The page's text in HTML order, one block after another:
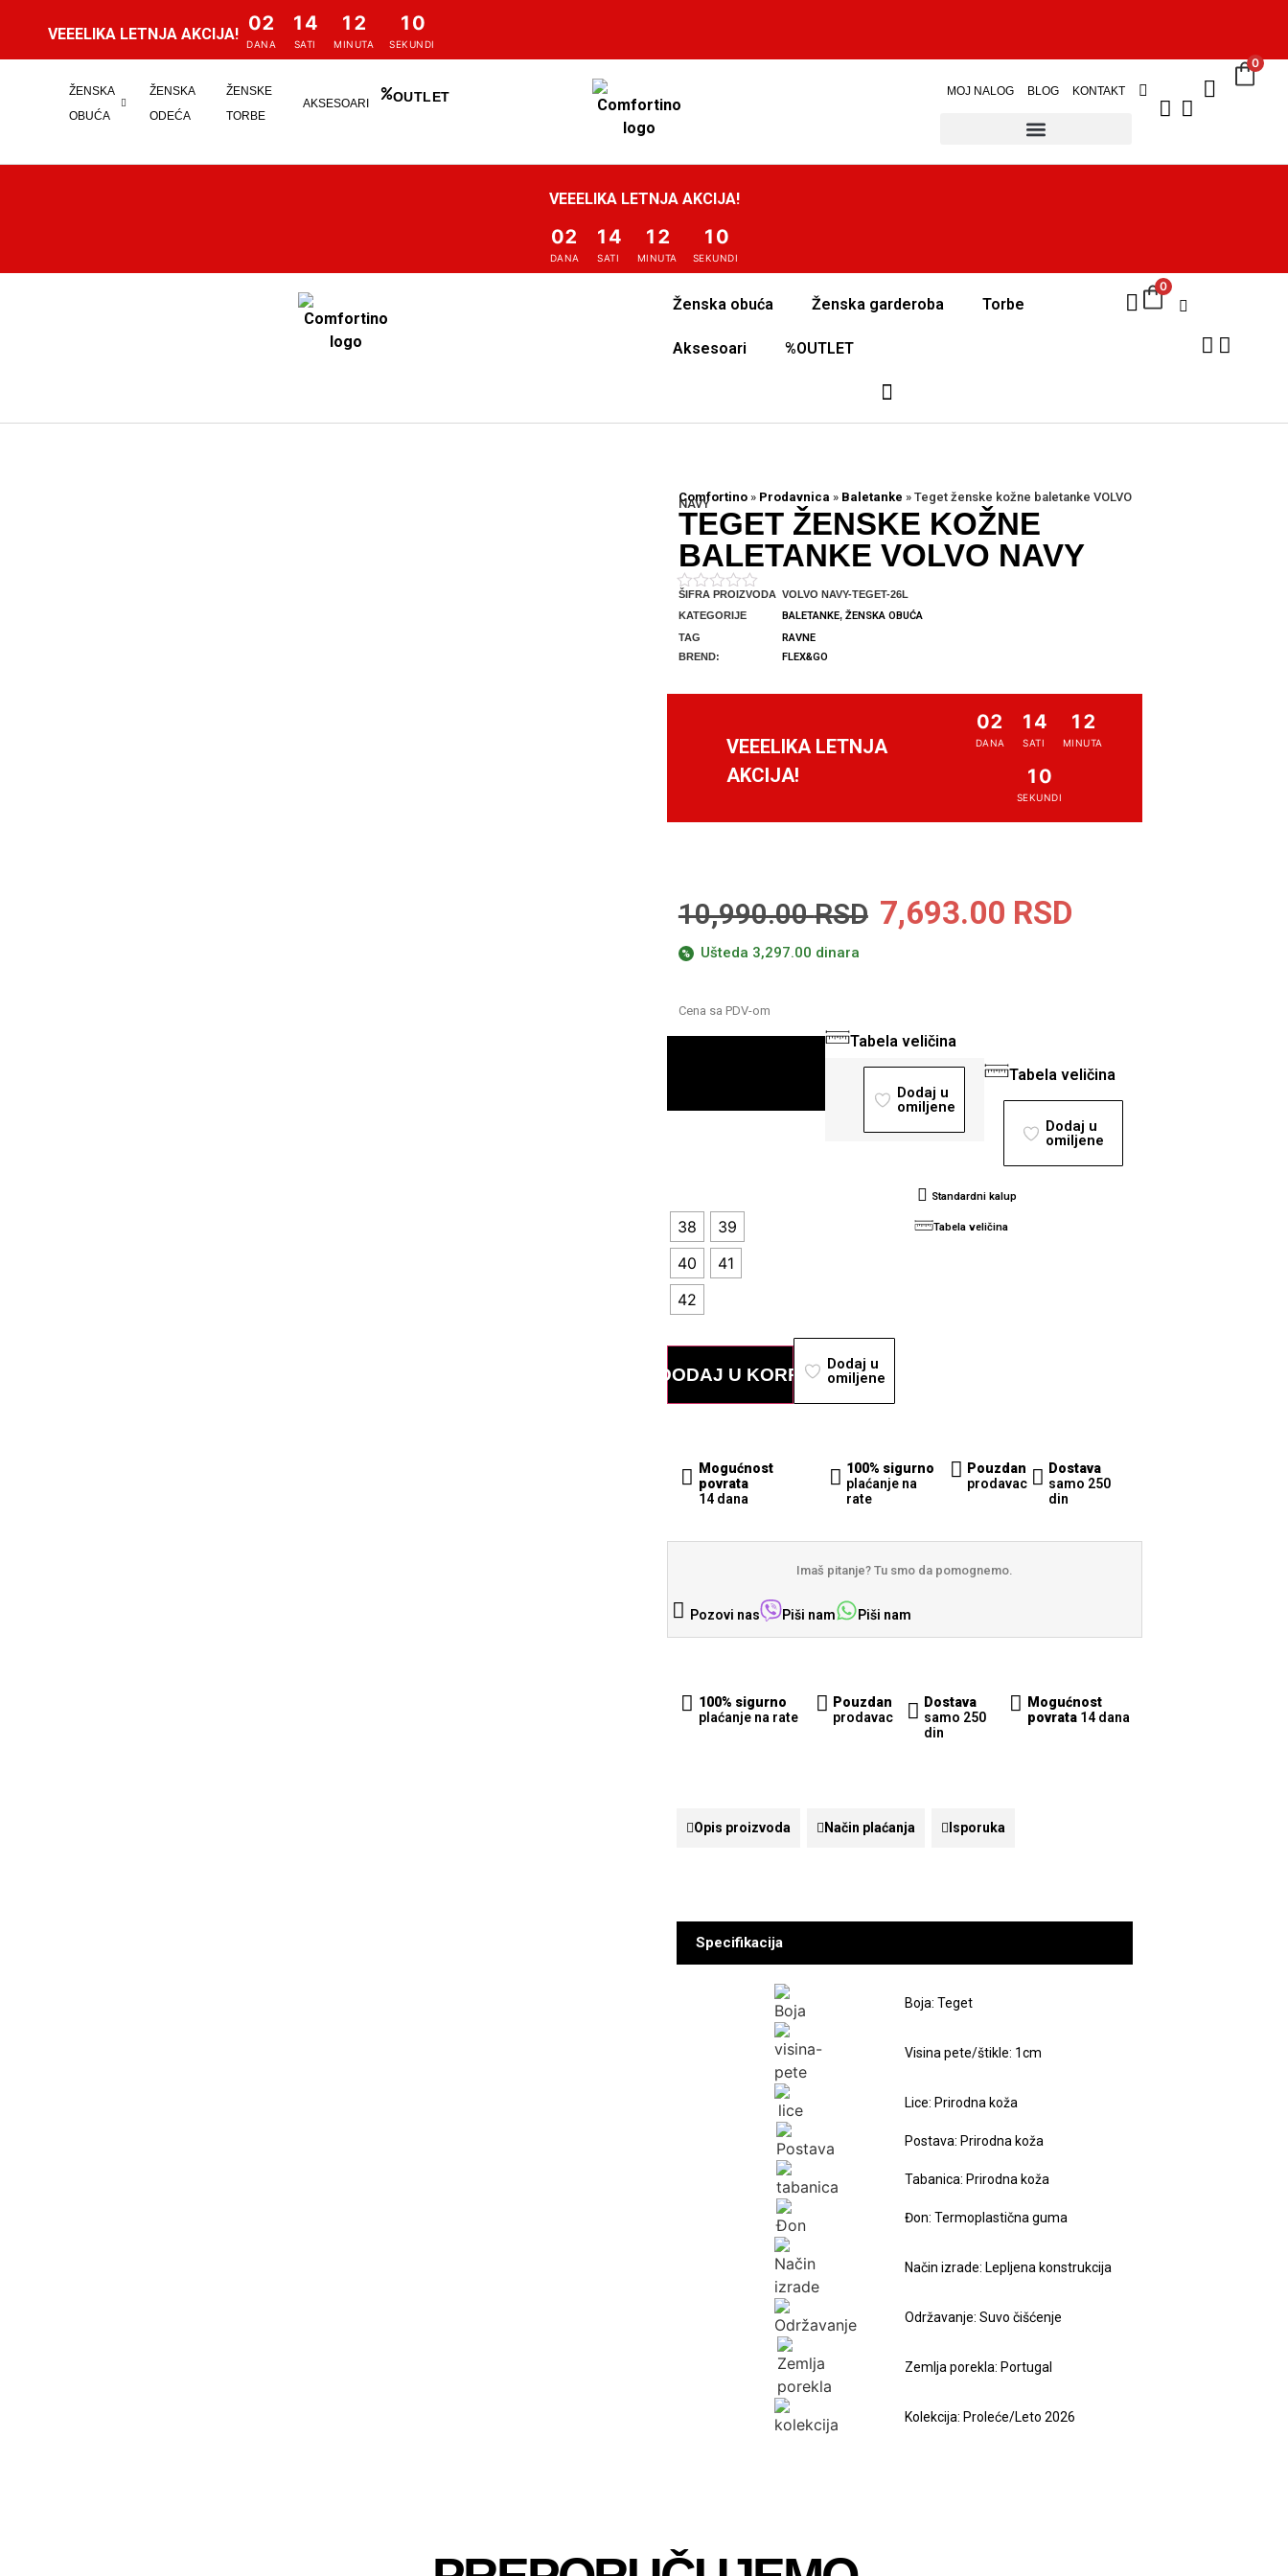
VEEELIKA LETNJA AKCIJA! 02
DANA
14
SATI
12
MINUTA
10
SEKUNDI
ŽENSKA
OBUĆA
ŽENSKA
ODEĆA
ŽENSKE
TORBE
AKSESOARI OUTLET MOJ NALOG BLOG KONTAKT
0
VEEELIKA LETNJA AKCIJA!
02
DANA
14
SATI
12
MINUTA
10
SEKUNDI
0
Ženska obuća Ženska garderoba Torbe
Aksesoari %OUTLET
Comfortino» Prodavnica » Baletanke » Teget ženske kožne baletanke VOLVO
NAVY
TEGET ŽENSKE KOŽNE
BALETANKE VOLVO NAVY
Ocenjeno
sa
0
5
ŠIFRA PROIZVODA VOLVO NAVY-TEGET-26L
KATEGORIJE
BALETANKE, ŽENSKA OBUĆA
TAG RAVNE
BREND: FLEX&GO
VEEELIKA LETNJA
AKCIJA!
02
DANA
14
SATI
12
MINUTA
10
SEKUNDI
10,990.00RSD 7,693.00 RSD
% Ušteda 3,297.00 dinara
Cena sa PDV-om
Tabela veličina
Dodaj u
omiljene
Tabela veličina
Dodaj u
omiljene
38
39
40
41
42
DODAJ U KORPU
Dodaj u
omiljene
Standardni kalup
Tabela veličina
Mogućnost
povrata
14 dana
100% sigurno
plaćanje na
rate
Pouzdan
prodavac
Dostava
samo 250
din
Imaš pitanje? Tu smo da pomognemo.
Pozovi nas Piši nam Piši nam
100% sigurno
plaćanje na rate
Pouzdan
prodavac
Dostava
samo 250
din
Mogućnost
povrata14 dana
Opis proizvoda Način plaćanja Isporuka
Specifikacija
Boja: Teget
Visina pete/štikle: 1cm
Lice: Prirodna koža
Postava: Prirodna koža
Tabanica: Prirodna koža
Đon: Termoplastična guma
Način izrade: Lepljena konstrukcija
Održavanje: Suvo čišćenje
Zemlja porekla: Portugal
Kolekcija: Proleće/Leto 2026